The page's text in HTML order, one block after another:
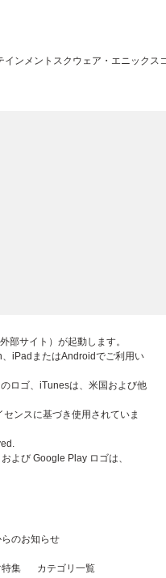
インメント スクウェア・エニックス
部サイト）が起動します。
iPadまたはAndroidでご利用い
ロゴ、iTunesは、米国および他
ンスに基づき使用されていま
よび Google Play ロゴは、
のお知らせ
集 カテゴリ一覧